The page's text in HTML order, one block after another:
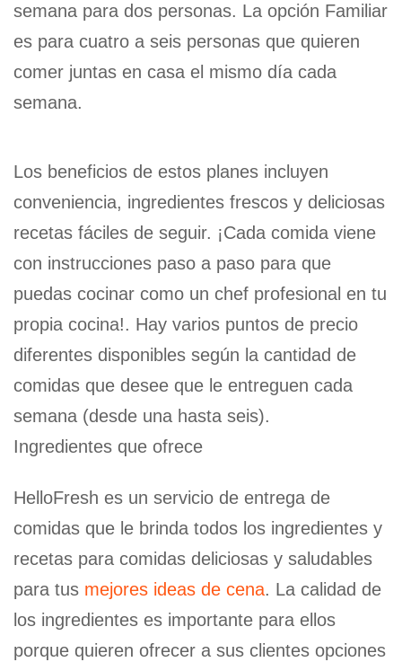
semana para dos personas. La opción Familiar
es para cuatro a seis personas que quieren
comer juntas en casa el mismo día cada
semana.
Los beneficios de estos planes incluyen
conveniencia, ingredientes frescos y deliciosas
recetas fáciles de seguir. ¡Cada comida viene
con instrucciones paso a paso para que
puedas cocinar como un chef profesional en tu
propia cocina!. Hay varios puntos de precio
diferentes disponibles según la cantidad de
comidas que desee que le entreguen cada
semana (desde una hasta seis).
Ingredientes que ofrece
HelloFresh es un servicio de entrega de
comidas que le brinda todos los ingredientes y
recetas para comidas deliciosas y saludables
para tus mejores ideas de cena. La calidad de
los ingredientes es importante para ellos
porque quieren ofrecer a sus clientes opciones